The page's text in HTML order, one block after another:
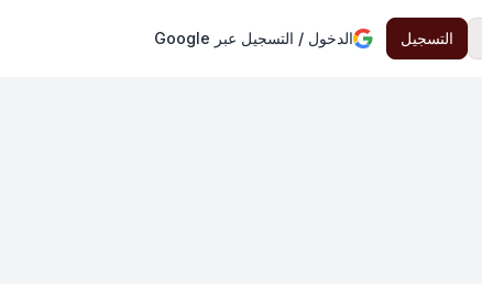
التسجيل الدخول / التسجيل عبر Google